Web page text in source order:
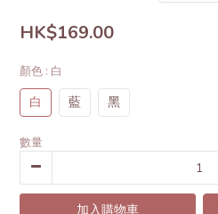
HK$169.00
顏色 : 白
白 藍 黑
數量
加入購物車